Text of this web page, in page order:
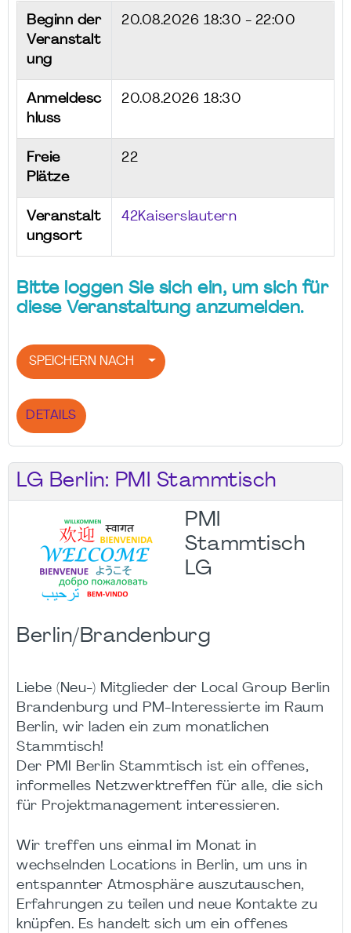
Beginn der
Veranstalt
ung
20.08.2026 18:30 - 22:00
Anmeldesc
hluss
20.08.2026 18:30
Freie
Plätze
22
Veranstalt
ungsort
42Kaiserslautern
Bitte loggen Sie sich ein, um sich für
diese Veranstaltung anzumelden.
SPEICHERN NACH
DETAILS
LG Berlin: PMI Stammtisch
PMI
Stammtisch
LG
Berlin/Brandenburg
Liebe (Neu-) Mitglieder der Local Group Berlin
Brandenburg und PM-Interessierte im Raum
Berlin, wir laden ein zum monatlichen
Stammtisch!
Der PMI Berlin Stammtisch ist ein offenes,
informelles Netzwerktreffen für alle, die sich
für Projektmanagement interessieren.
Wir treffen uns einmal im Monat in
wechselnden Locations in Berlin, um uns in
entspannter Atmosphäre auszutauschen,
Erfahrungen zu teilen und neue Kontakte zu
knüpfen. Es handelt sich um ein offenes